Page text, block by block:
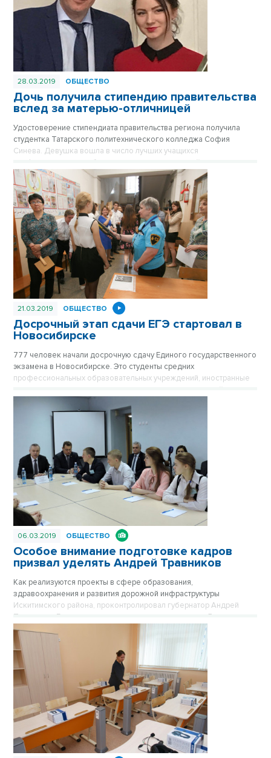
28.03.2019 ОБЩЕСТВО
Дочь получила стипендию правительства
вслед за матерью-отличницей
Удостоверение стипендиата правительства региона получила
студентка Татарского политехнического колледжа София
Синева. Девушка вошла в число лучших учащихся
профессиональных образовательных организаций
Новосибирской области. Примечательно, что много лет назад
губернаторскую стипендию получала ее мама.
21.03.2019 ОБЩЕСТВО
Досрочный этап сдачи ЕГЭ стартовал в
Новосибирске
777 человек начали досрочную сдачу Единого государственного
экзамена в Новосибирске. Это студенты средних
профессиональных образовательных учреждений, иностранные
не смогут сдать экзамены в общем порядке.
06.03.2019 ОБЩЕСТВО
Особое внимание подготовке кадров
призвал уделять Андрей Травников
Как реализуются проекты в сфере образования,
здравоохранения и развития дорожной инфраструктуры
Искитимского района, проконтролировал губернатор Андрей
Травников. Глава региона встретился со студентами Линевского
центра профобучения и отметил важность подготовки
высокопрофессиональных кадров. В поездке губернатора
сопровождали глава Искитимского района Олег Лагода и
министр образования региона Сергей Федорчук.